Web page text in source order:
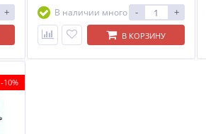
+
В наличии много
- +
В КОРЗИНУ
-10%